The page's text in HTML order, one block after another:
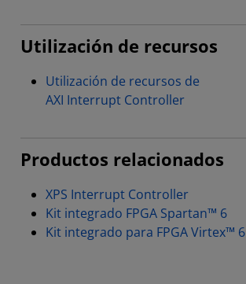
Utilización de recursos
Utilización de recursos de
AXI Interrupt Controller
Productos relacionados
XPS Interrupt Controller
Kit integrado FPGA Spartan™ 6
Kit integrado para FPGA Virtex™ 6